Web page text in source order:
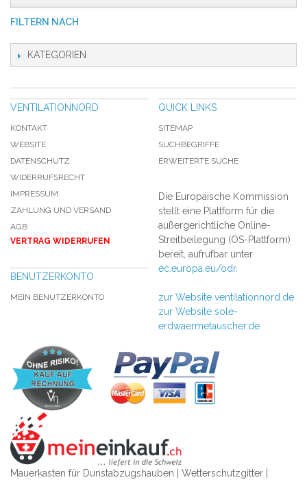
FILTERN NACH
KATEGORIEN
VENTILATIONNORD
KONTAKT
WEBSITE
DATENSCHUTZ
WIDERRUFSRECHT
IMPRESSUM
ZAHLUNG UND VERSAND
AGB
VERTRAG WIDERRUFEN
QUICK LINKS
SITEMAP
SUCHBEGRIFFE
ERWEITERTE SUCHE
BENUTZERKONTO
MEIN BENUTZERKONTO
Die Europäische Kommission
stellt eine Plattform für die
außergerichtliche Online-
Streitbeilegung (OS-Plattform)
bereit, aufrufbar unter
ec.europa.eu/odr.
zur Website ventilationnord.de
zur Website sole-
erdwaermetauscher.de
Mauerkasten für Dunstabzugshauben | Wetterschutzgitter |